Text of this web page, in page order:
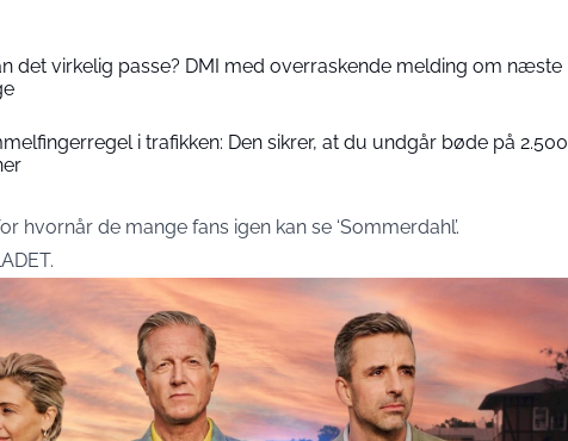
det virkelig passe? DMI med overraskende melding om næste
i trafikken: Den sikrer, at du undgår bøde på 2.500
hvornår de mange fans igen kan se ‘Sommerdahl’.
.